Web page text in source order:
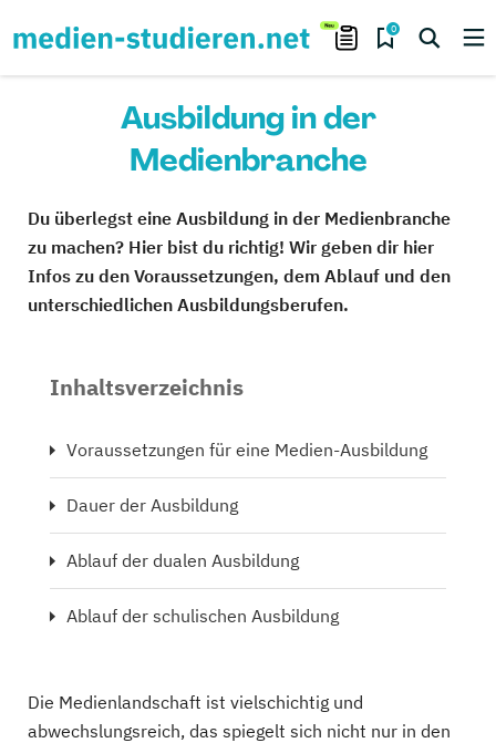
0
Ausbildung in der
Medienbranche
Du überlegst eine Ausbildung in der Medienbranche
zu machen? Hier bist du richtig! Wir geben dir hier
Infos zu den Voraussetzungen, dem Ablauf und den
unterschiedlichen Ausbildungsberufen.
Inhaltsverzeichnis
Voraussetzungen für eine Medien-Ausbildung
Dauer der Ausbildung
Ablauf der dualen Ausbildung
Ablauf der schulischen Ausbildung
Die Medienlandschaft ist vielschichtig und
abwechslungsreich, das spiegelt sich nicht nur in den